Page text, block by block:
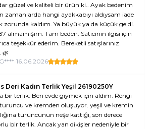
güzel ve kaliteli bir ürün ki.. Ayak bedenim
zamanlarda hangi ayakkabıyı aldıysam iade
zorunda kaldım. Ya büyük ya da küçük geldi.
almamışım. Tam beden. Satıcının ilgisi için
teşekkür ederim. Bereketli satışlarınız
🌿
16.06.2026
Deri Kadın Terlik Yeşil 26190250Y
bir terlik. Ben evde giymek için aldım. Rengi
ve kremden oluşuyor. yeşil ve kremin
turuncunun neşe kattığı, son derece
bir terlik. Ancak yan dikişler nedeniyle bir